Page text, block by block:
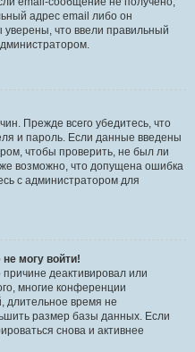
адрес email либо он
что ввели правильный
Прежде всего убедитесь, что
и пароль. Если данные введены
чтобы проверить, не был ли
возможно, что допущена ошибка
с администратором для
могу войти!
деактивировал или
многие конференции
длительное время не
размер базы данных. Если
снова и активнее